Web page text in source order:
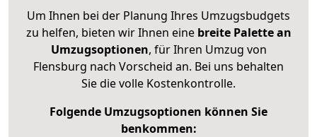
Um Ihnen bei der Planung Ihres Umzugsbudgets
zu helfen, bieten wir Ihnen eine breite Palette an
Umzugsoptionen, für Ihren Umzug von
Flensburg nach Vorscheid an. Bei uns behalten
Sie die volle Kostenkontrolle.
Folgende Umzugsoptionen können Sie
benkommen: